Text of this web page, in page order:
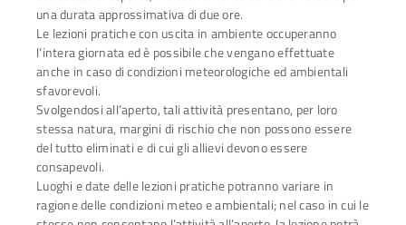
una durata approssimativa di due ore.
Le lezioni pratiche con uscita in ambiente occuperanno
l’intera giornata ed è possibile che vengano effettuate
anche in caso di condizioni meteorologiche ed ambientali
sfavorevoli.
Svolgendosi all’aperto, tali attività presentano, per loro
stessa natura, margini di rischio che non possono essere
del tutto eliminati e di cui gli allievi devono essere
consapevoli.
Luoghi e date delle lezioni pratiche potranno variare in
ragione delle condizioni meteo e ambientali; nel caso in cui le